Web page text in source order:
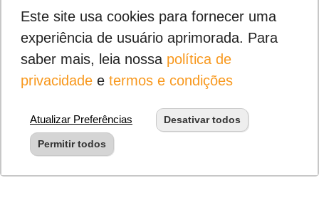
Este site usa cookies para fornecer uma
experiência de usuário aprimorada. Para
saber mais, leia nossa política de
privacidadee termos e condições
Atualizar Preferências Desativar todos
Permitir todos